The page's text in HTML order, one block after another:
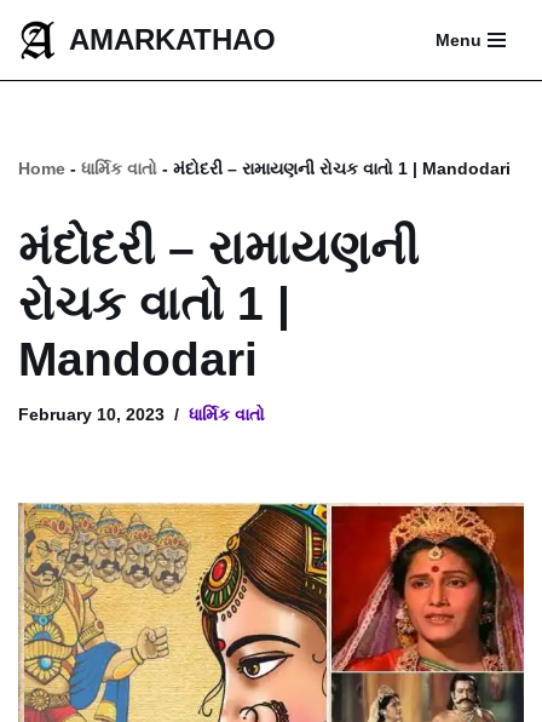
Skip
AMARKATHAO Menu
Home - ધાર્મિક વાતો - મંદોદરી – રામાયણની રોચક વાતો 1 | Mandodari
મંદોદરી – રામાયણની
રોચક વાતો 1 |
Mandodari
February 10, 2023 ધાર્મિક વાતો